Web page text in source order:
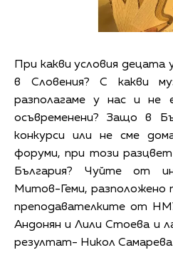
При какви условия децата
в Словения? С какви
разполагаме у нас и
осъвременени? Защо в
конкурси или не сме
форуми, при този
България? Чуйте от
Митов-Геми, разположено
преподавателките от
Андонян и Лили Стоева и
резултат- Никол